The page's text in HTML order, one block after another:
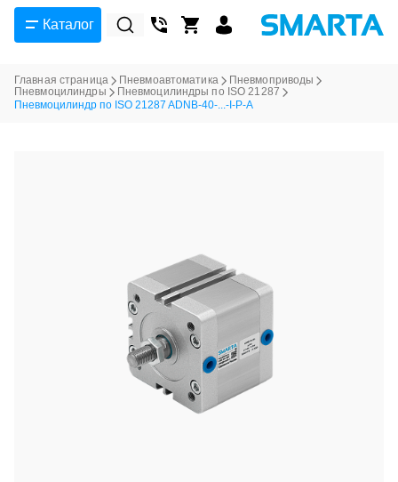
Каталог
Главная страница Пневмоавтоматика
Пневмоприводы
Пневмоцилиндры
Пневмоцилиндры по ISO 21287
Пневмоцилиндр по ISO 21287 ADNB-40-...-I-P-A